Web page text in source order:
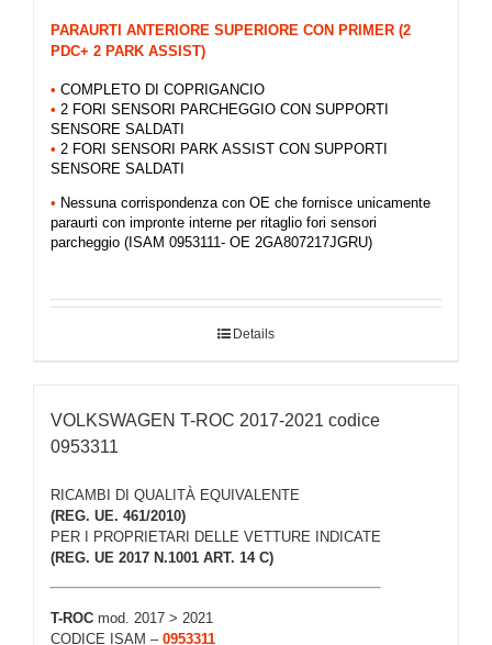
PARAURTI ANTERIORE SUPERIORE CON PRIMER (2
PDC+ 2 PARK ASSIST)
• COMPLETO DI COPRIGANCIO
• 2 FORI SENSORI PARCHEGGIO CON SUPPORTI
SENSORE SALDATI
• 2 FORI SENSORI PARK ASSIST CON SUPPORTI
SENSORE SALDATI
• Nessuna corrispondenza con OE che fornisce unicamente
paraurti con impronte interne per ritaglio fori sensori
parcheggio (ISAM 0953111- OE 2GA807217JGRU)
Details
VOLKSWAGEN T-ROC 2017-2021 codice
0953311
RICAMBI DI QUALITÀ EQUIVALENTE
(REG. UE. 461/2010)
PER I PROPRIETARI DELLE VETTURE INDICATE
(REG. UE 2017 N.1001 ART. 14 C)
T-ROC mod. 2017 > 2021
CODICE ISAM – 0953311